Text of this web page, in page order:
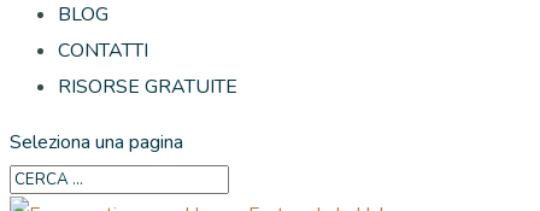
BLOG
CONTATTI
RISORSE GRATUITE
Seleziona una pagina